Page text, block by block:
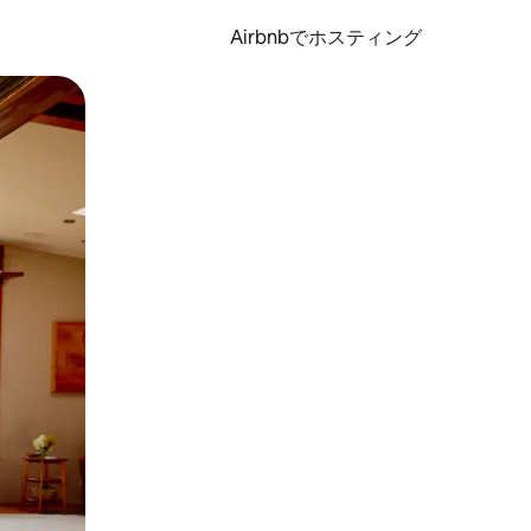
Airbnbでホスティング
できます。